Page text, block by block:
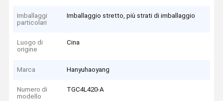
Imballaggi
particolari
Imballaggio stretto, più strati di imballaggio
Luogo di
origine
Cina
Marca Hanyuhaoyang
Numero di
modello
TGC4L420-A